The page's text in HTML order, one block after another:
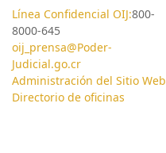
Línea Confidencial OIJ:800-
8000-645
oij_prensa@Poder-
Judicial.go.cr
Administración del Sitio Web
Directorio de oficinas